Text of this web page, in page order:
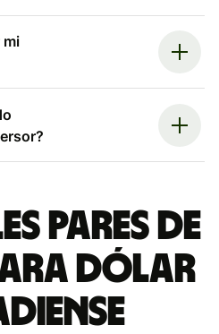
mi
pares de
dólar